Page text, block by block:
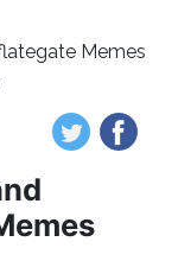
Memes